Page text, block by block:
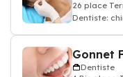
26 place
Dentiste:
Gonnet
Dentiste